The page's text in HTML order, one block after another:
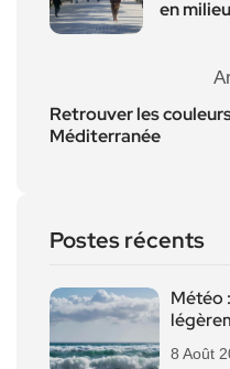
en
Retrouver les
Méditerranée
Postes récents
Météo
8 Août